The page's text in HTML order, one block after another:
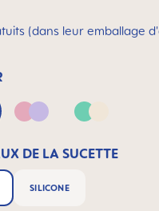
(dans leur emballage
Neutral
Pink & LilacGreen &
DE LA SUCETTE
SILICONE